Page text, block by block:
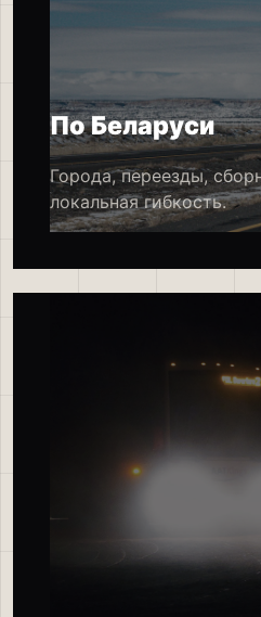
По Беларуси
Города, переезды,
локальная гибкость.